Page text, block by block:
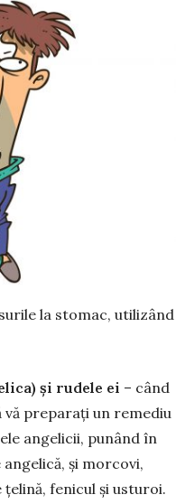
la stomac, utilizând
şi rudele ei – când
preparaţi un re­mediu
ange­licii, punând în
şi mor­covi,
feni­cul şi usturoi.